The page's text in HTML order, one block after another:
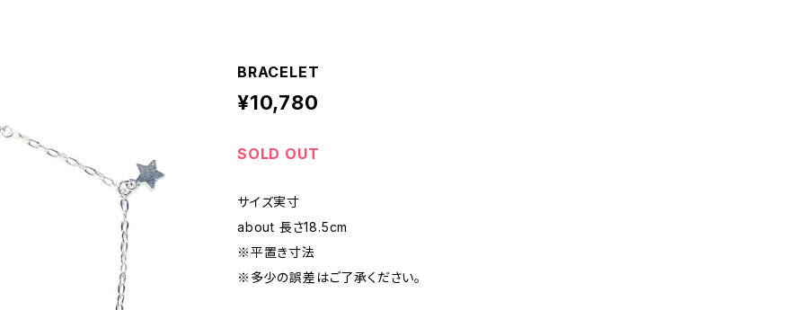
BRACELET
¥10,780
SOLD OUT
サイズ実寸
about 長さ18.5cm
※平置き寸法
※多少の誤差はご了承ください。